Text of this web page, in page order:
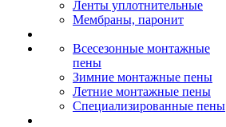
Ленты уплотнительные
Мембраны, паронит
Всесезонные монтажные
пены
Зимние монтажные пены
Летние монтажные пены
Специализированные пены